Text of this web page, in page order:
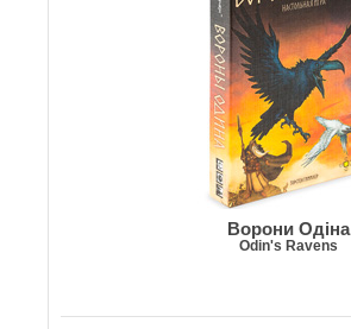
Ворони Одіна
Odin's Ravens